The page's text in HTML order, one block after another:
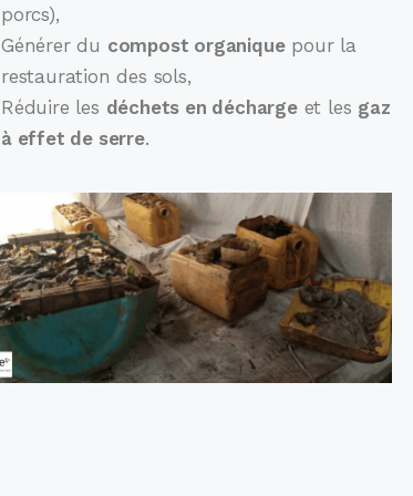
porcs),
Générer du compost organiquepour la
restauration des sols,
Réduire les déchets en déchargeet les gaz
à effet de serre.